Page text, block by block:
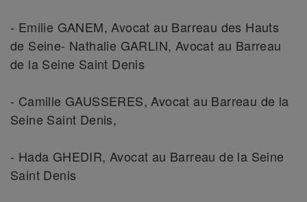
- Emilie GANEM, Avocat au Barreau des Hauts
de Seine- Nathalie GARLIN, Avocat au Barreau
de la Seine Saint Denis
- Camille GAUSSERES, Avocat au Barreau de la
Seine Saint Denis,
- Hada GHEDIR, Avocat au Barreau de la Seine
Saint Denis